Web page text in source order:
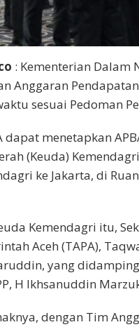
: Kementerian Dalam
Anggaran
sesuai Pedoman
dapat menetapkan
(Keuda)
ke Jakarta, di
Kemendagri itu,
Aceh (TAPA),
yang
H Ikhsanuddin
dengan Tim